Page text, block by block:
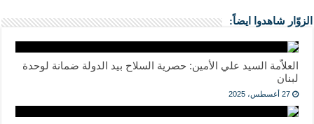
الزوّار شاهدوا ايضاً:
العلاّمة السيد علي الأمين: حصرية السلاح بيد الدولة ضمانة لوحدة
لبنان
27 أغسطس، 2025